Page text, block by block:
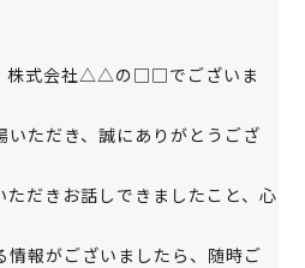
株式会社△△の□□でございま
ただき、誠にありがとうござ
だきお話しできましたこと、心
情報がございましたら、随時ご